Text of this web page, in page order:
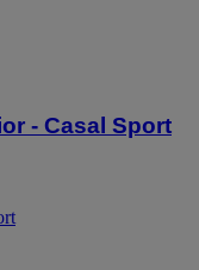
- Casal Sport